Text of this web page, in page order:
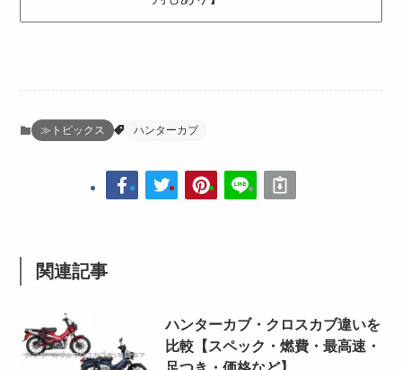
≫トピックス ハンターカブ
関連記事
ハンターカブ・クロスカブ違いを
比較【スペック・燃費・最高速・